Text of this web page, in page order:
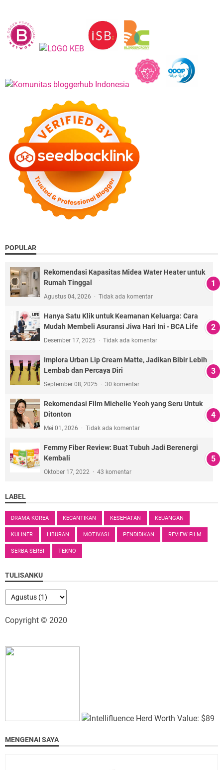
POPULAR
Rekomendasi Kapasitas Midea Water Heater untuk
Rumah Tinggal
Agustus 04, 2026 Tidak ada komentar
Hanya Satu Klik untuk Keamanan Keluarga: Cara
Mudah Membeli Asuransi Jiwa Hari Ini - BCA Life
Desember 17, 2025 Tidak ada komentar
Implora Urban Lip Cream Matte, Jadikan Bibir Lebih
Lembab dan Percaya Diri
September 08, 2025 30 komentar
Rekomendasi Film Michelle Yeoh yang Seru Untuk
Ditonton
Mei 01, 2026 Tidak ada komentar
Femmy Fiber Review: Buat Tubuh Jadi Berenergi
Kembali
Oktober 17, 2022 43 komentar
LABEL
DRAMA KOREA KECANTIKAN KESEHATAN KEUANGAN
KULINER LIBURAN MOTIVASI PENDIDIKAN REVIEW FILM
SERBA SERBI TEKNO
TULISANKU
Copyright © 2020
MENGENAI SAYA